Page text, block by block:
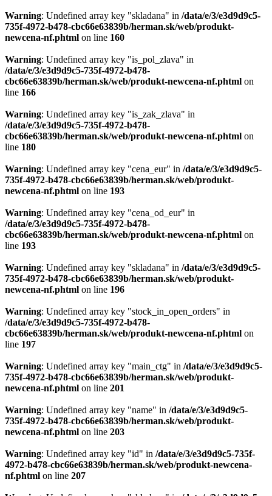
Warning: Undefined array key "skladana" in /data/e/3/e3d9d9c5-
735f-4972-b478-cbc66e63839b/herman.sk/web/produkt-
newcena-nf.phtml on line 160
Warning: Undefined array key "is_pol_zlava" in
/data/e/3/e3d9d9c5-735f-4972-b478-
cbc66e63839b/herman.sk/web/produkt-newcena-nf.phtml on
line 166
Warning: Undefined array key "is_zak_zlava" in
/data/e/3/e3d9d9c5-735f-4972-b478-
cbc66e63839b/herman.sk/web/produkt-newcena-nf.phtml on
line 180
Warning: Undefined array key "cena_eur" in /data/e/3/e3d9d9c5-
735f-4972-b478-cbc66e63839b/herman.sk/web/produkt-
newcena-nf.phtml on line 193
Warning: Undefined array key "cena_od_eur" in
/data/e/3/e3d9d9c5-735f-4972-b478-
cbc66e63839b/herman.sk/web/produkt-newcena-nf.phtml on
line 193
Warning: Undefined array key "skladana" in /data/e/3/e3d9d9c5-
735f-4972-b478-cbc66e63839b/herman.sk/web/produkt-
newcena-nf.phtml on line 196
Warning: Undefined array key "stock_in_open_orders" in
/data/e/3/e3d9d9c5-735f-4972-b478-
cbc66e63839b/herman.sk/web/produkt-newcena-nf.phtml on
line 197
Warning: Undefined array key "main_ctg" in /data/e/3/e3d9d9c5-
735f-4972-b478-cbc66e63839b/herman.sk/web/produkt-
newcena-nf.phtml on line 201
Warning: Undefined array key "name" in /data/e/3/e3d9d9c5-
735f-4972-b478-cbc66e63839b/herman.sk/web/produkt-
newcena-nf.phtml on line 203
Warning: Undefined array key "id" in /data/e/3/e3d9d9c5-735f-
4972-b478-cbc66e63839b/herman.sk/web/produkt-newcena-
nf.phtml on line 207